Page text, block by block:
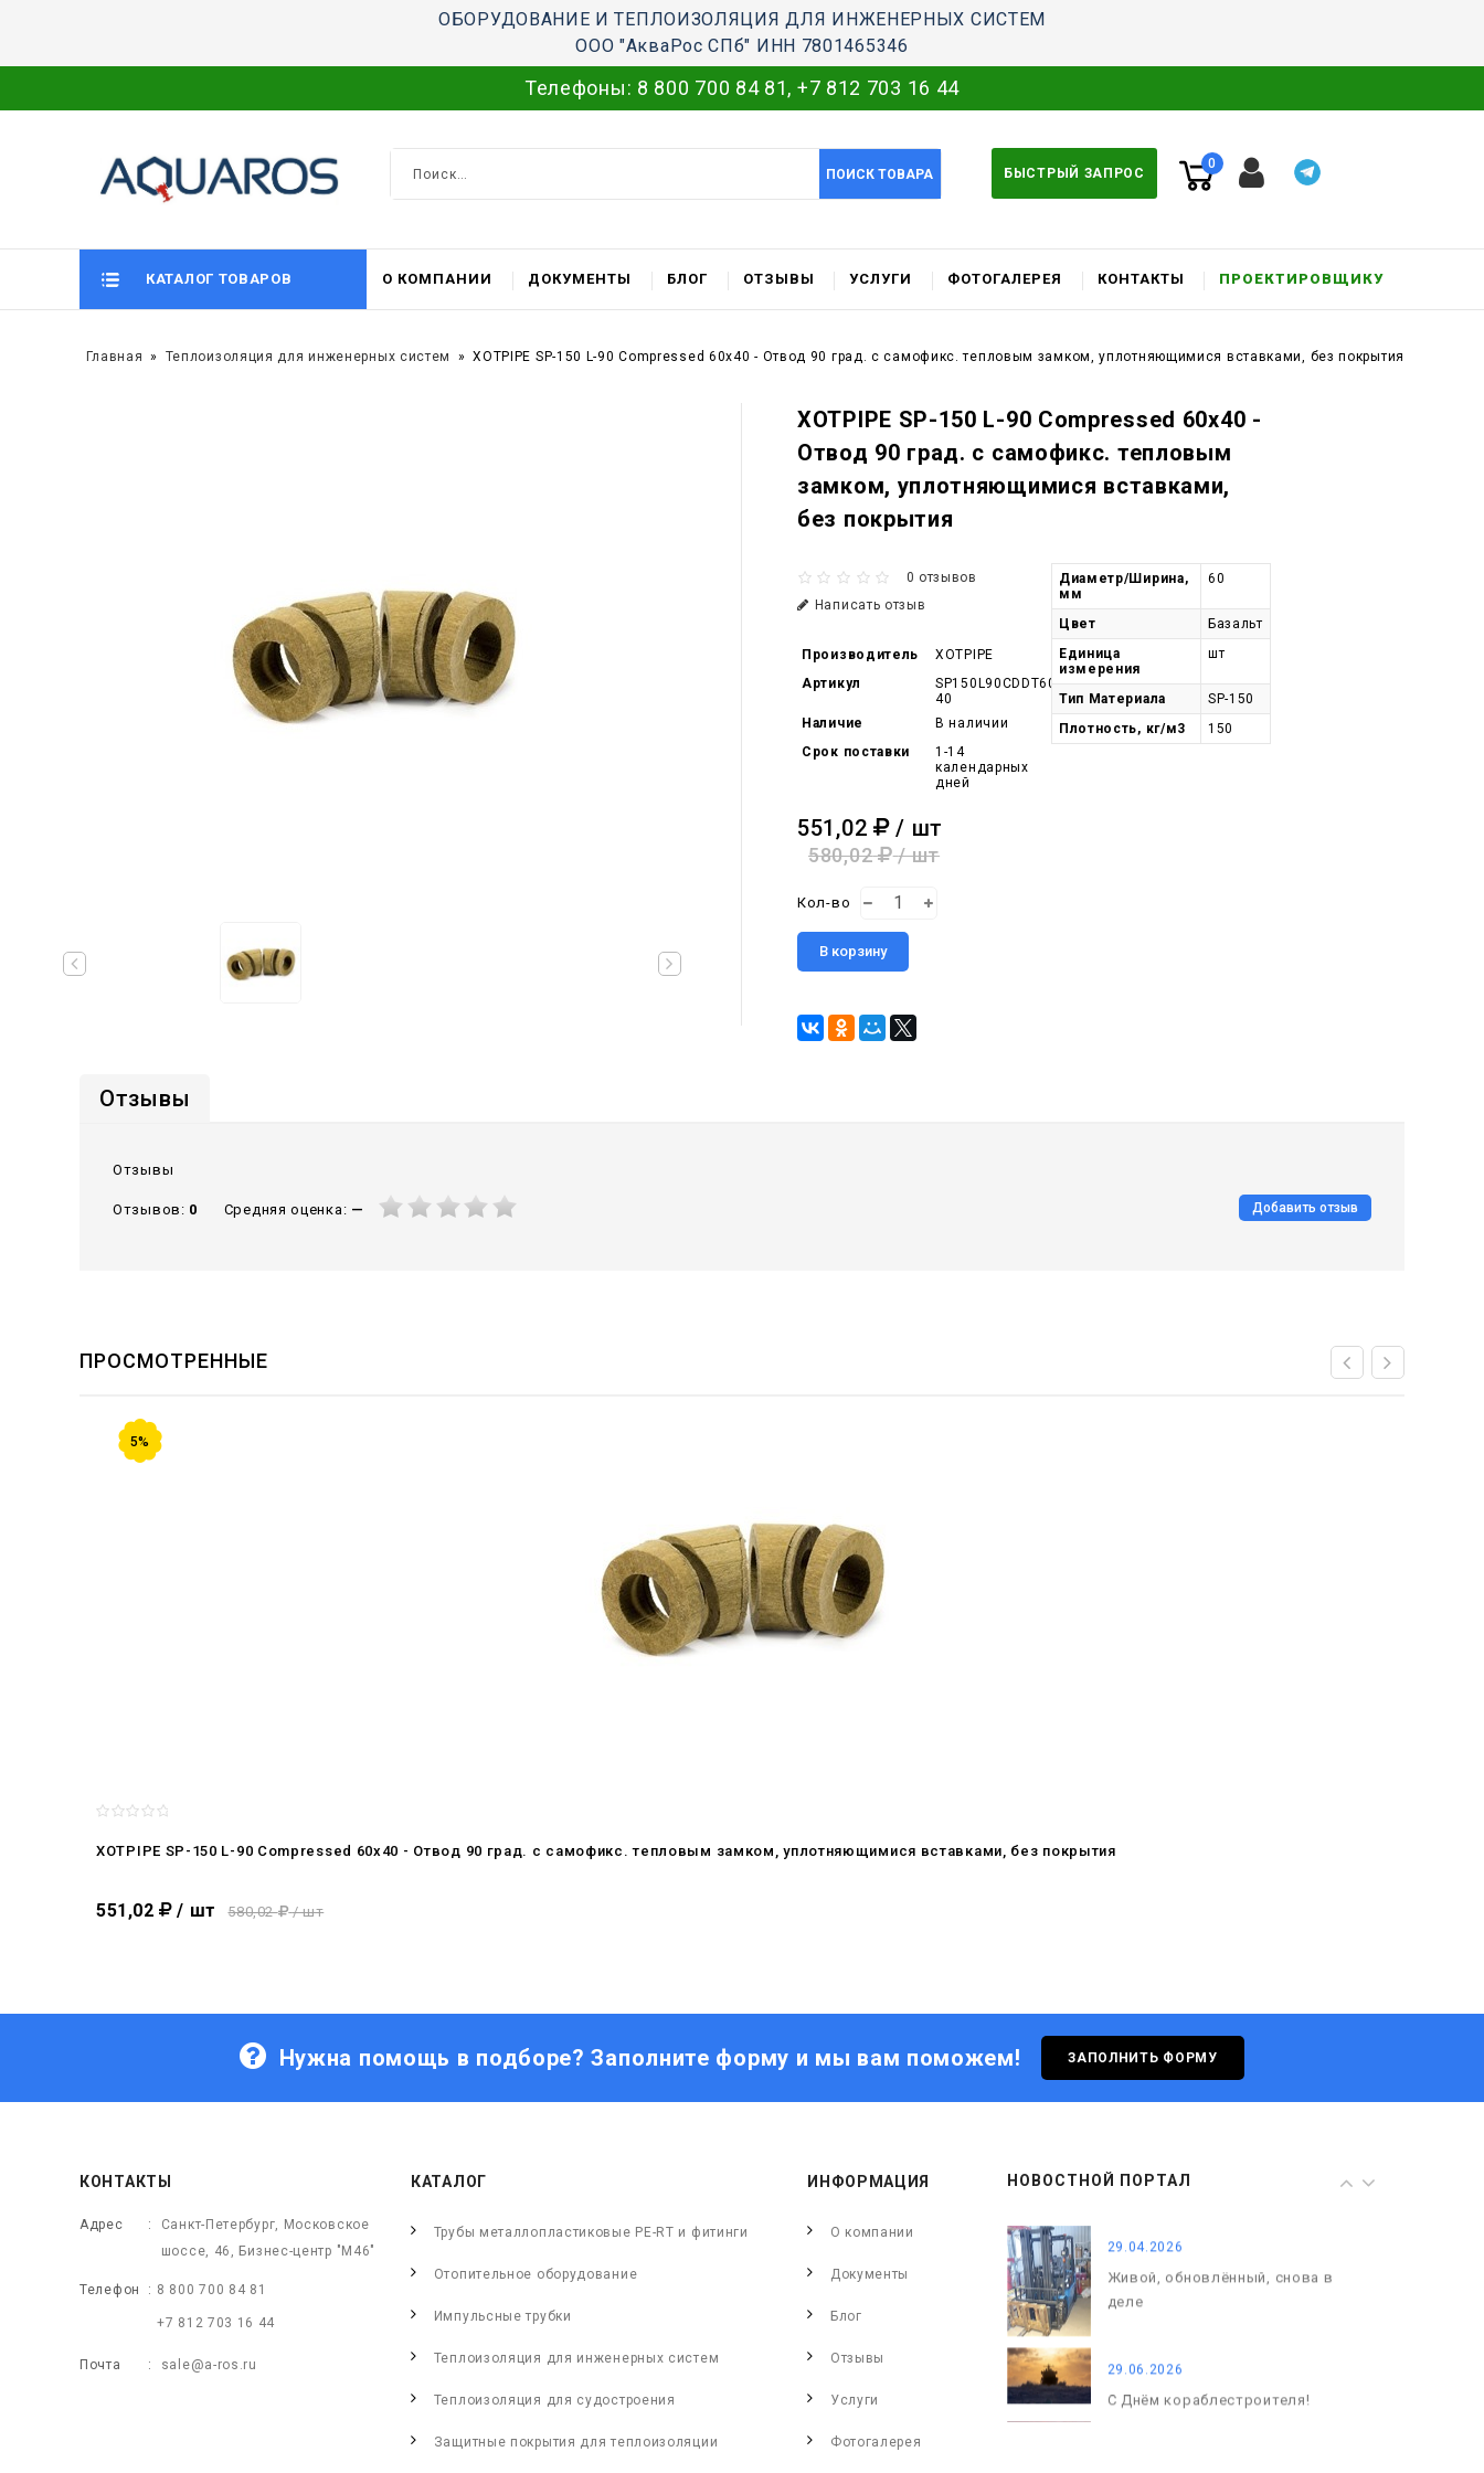
ОБОРУДОВАНИЕ И ТЕПЛОИЗОЛЯЦИЯ ДЛЯ ИНЖЕНЕРНЫХ СИСТЕМ
ООО "АкваРос СПб" ИНН 7801465346
Телефоны: 8 800 700 84 81, +7 812 703 16 44
ПОИСК ТОВАРА БЫСТРЫЙ ЗАПРОС
0
КАТАЛОГ ТОВАРОВ О КОМПАНИИ ДОКУМЕНТЫ БЛОГ ОТЗЫВЫ УСЛУГИ ФОТОГАЛЕРЕЯ КОНТАКТЫ ПРОЕКТИРОВЩИКУ
Главная Теплоизоляция для инженерных систем XOTPIPE SP-150 L-90 Compressed 60x40 - Отвод 90 град. c самофикс. тепловым замком, уплотняющимися вставками, без покрытия
XOTPIPE SP-150 L-90 Compressed 60x40 -
Отвод 90 град. c самофикс. тепловым
замком, уплотняющимися вставками,
без покрытия
0 отзывов
Написать отзыв
Производитель
XOTPIPE
Артикул
SP150L90CDDT60-
40
Наличие
В наличии
Срок поставки
1-14
календарных
дней
551,02 / шт
580,02 / шт
Кол-во
В корзину
Диаметр/Ширина,
мм
60
Цвет
Базальт
Единица
измерения
шт
Тип Материала
SP-150
Плотность, кг/м3
150
Отзывы
Отзывы
Отзывов: 0 Средняя оценка: — Добавить отзыв
ПРОСМОТРЕННЫЕ
5%
XOTPIPE SP-150 L-90 Compressed 60x40 - Отвод 90 град. c самофикс. тепловым замком, уплотняющимися вставками, без покрытия
551,02 / шт 580,02 / шт
Нужна помощь в подборе? Заполните форму и мы вам поможем! ЗАПОЛНИТЬ ФОРМУ
НОВОСТНОЙ ПОРТАЛ
08.05.2026
С Днём кораблестроителя!
С Днём Победы. Память, которая
29.04.2026
Живой, обновлённый, снова в
деле
29.06.2026
С Днём кораблестроителя!
КОНТАКТЫ
Адрес
Санкт-Петербург, Московское
шоссе, 46, Бизнес-центр "М46"
Телефон 8 800 700 84 81
+7 812 703 16 44
Почта sale@a-ros.ru
КАТАЛОГ
Трубы металлопластиковые PE-RT и фитинги
Отопительное оборудование
Импульсные трубки
Теплоизоляция для инженерных систем
Теплоизоляция для судостроения
Защитные покрытия для теплоизоляции
ИНФОРМАЦИЯ
О компании
Документы
Блог
Отзывы
Услуги
Фотогалерея